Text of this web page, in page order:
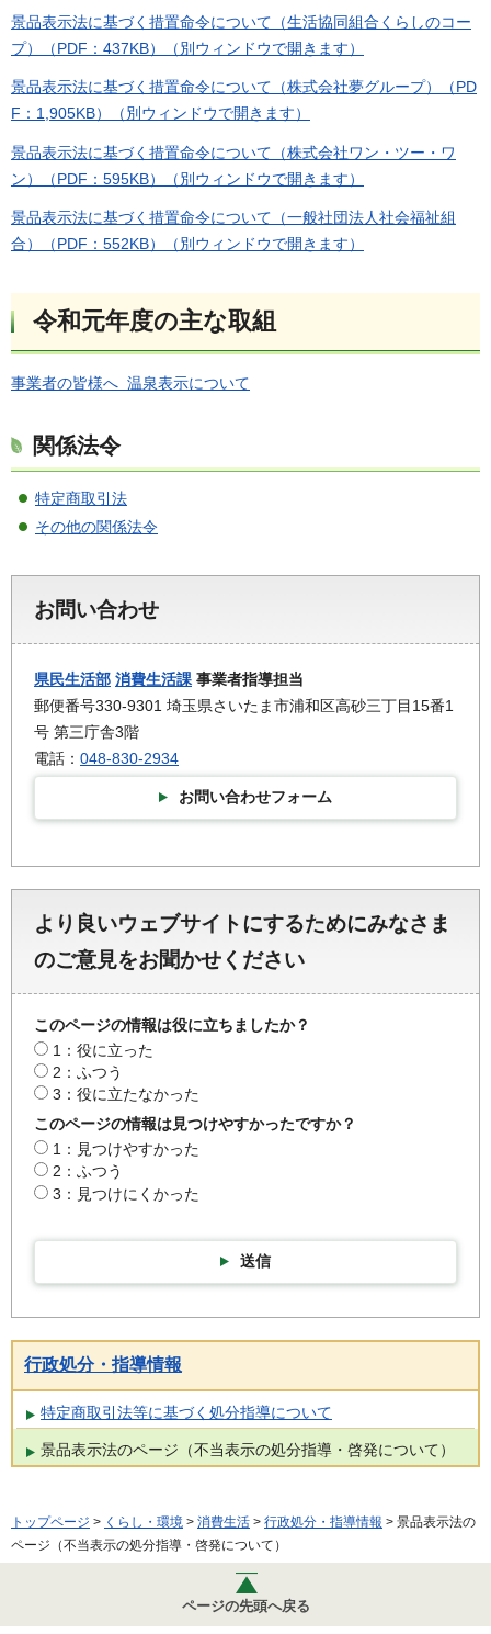
景品表示法に基づく措置命令について（生活協同組合くらしのコー
プ）（PDF：437KB）（別ウィンドウで開きます）
景品表示法に基づく措置命令について（株式会社夢グループ）
（PD
F：1,905KB）（別ウィンドウで開きます）
景品表示法に基づく措置命令について（株式会社ワン・ツー・ワ
ン）（PDF：595KB）（別ウィンドウで開きます）
景品表示法に基づく措置命令について（一般社団法人社会福祉組
合）（PDF：552KB）（別ウィンドウで開きます）
令和元年度の主な取組
事業者の皆様へ 温泉表示について
関係法令
特定商取引法
その他の関係法令
お問い合わせ
県民生活部 消費生活課 事業者指導担当
郵便番号330-9301 埼玉県さいたま市浦和区高砂三丁目15番1
号 第三庁舎3階
電話： 048-830-2934
お問い合わせフォーム
より良いウェブサイトにするためにみなさま
のご意見をお聞かせください
このページの情報は役に立ちましたか？
1：役に立った
2：ふつう
3：役に立たなかった
このページの情報は見つけやすかったですか？
1：見つけやすかった
2：ふつう
3：見つけにくかった
送信
行政処分・指導情報
特定商取引法等に基づく処分指導について
景品表示法のページ（不当表示の処分指導・啓発について）
トップページ > くらし・環境 > 消費生活 > 行政処分・指導情報 > 景品表示法の
ページ（不当表示の処分指導・啓発について）
ページの先頭へ戻る